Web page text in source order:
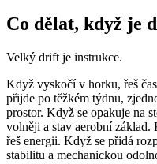
Co dělat, když je
Velký drift je instrukce.
Když vyskočí v horku, řeš
přijde po těžkém týdnu,
prostor. Když se opakuje na
volněji a stav aerobní základ.
řeš energii. Když se přidá
stabilitu a mechanickou